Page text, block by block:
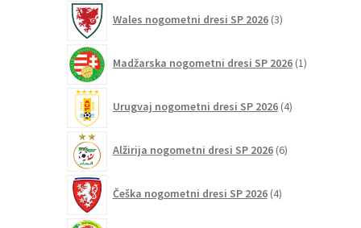
Wales nogometni dresi SP 2026 3izdelki
Madžarska nogometni dresi SP 2026 1izdelek
Urugvaj nogometni dresi SP 2026 4izdelki
Alžirija nogometni dresi SP 2026 6izdelkov
Češka nogometni dresi SP 2026 4izdelki